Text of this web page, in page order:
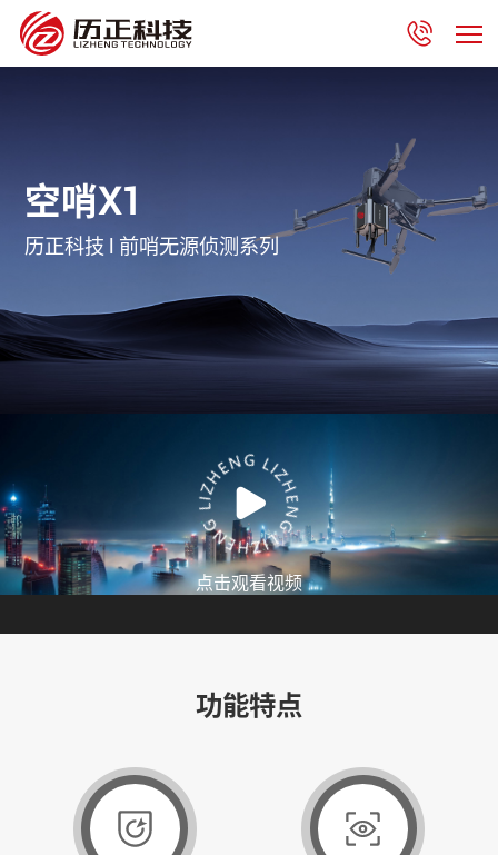
空哨X1
历正科技 l 前哨无源侦测系列
点击观看视频
功能特点